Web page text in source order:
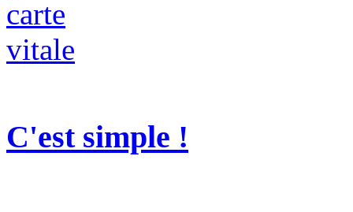
C'est simple !